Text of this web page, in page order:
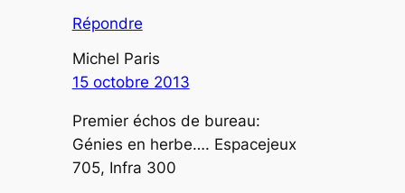
Répondre
Michel Paris
15 octobre 2013
Premier échos de bureau:
Génies en herbe…. Espacejeux
705, Infra 300